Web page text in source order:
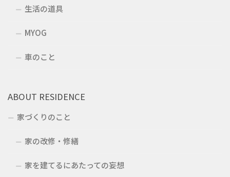
生活の道具
MYOG
車のこと
ABOUT RESIDENCE
家づくりのこと
家の改修・修繕
家を建てるにあたっての妄想